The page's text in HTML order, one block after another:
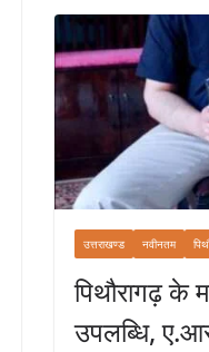
उत्तराखण्ड नवीनतम
पिथौरागढ़ के
उपलब्धि,